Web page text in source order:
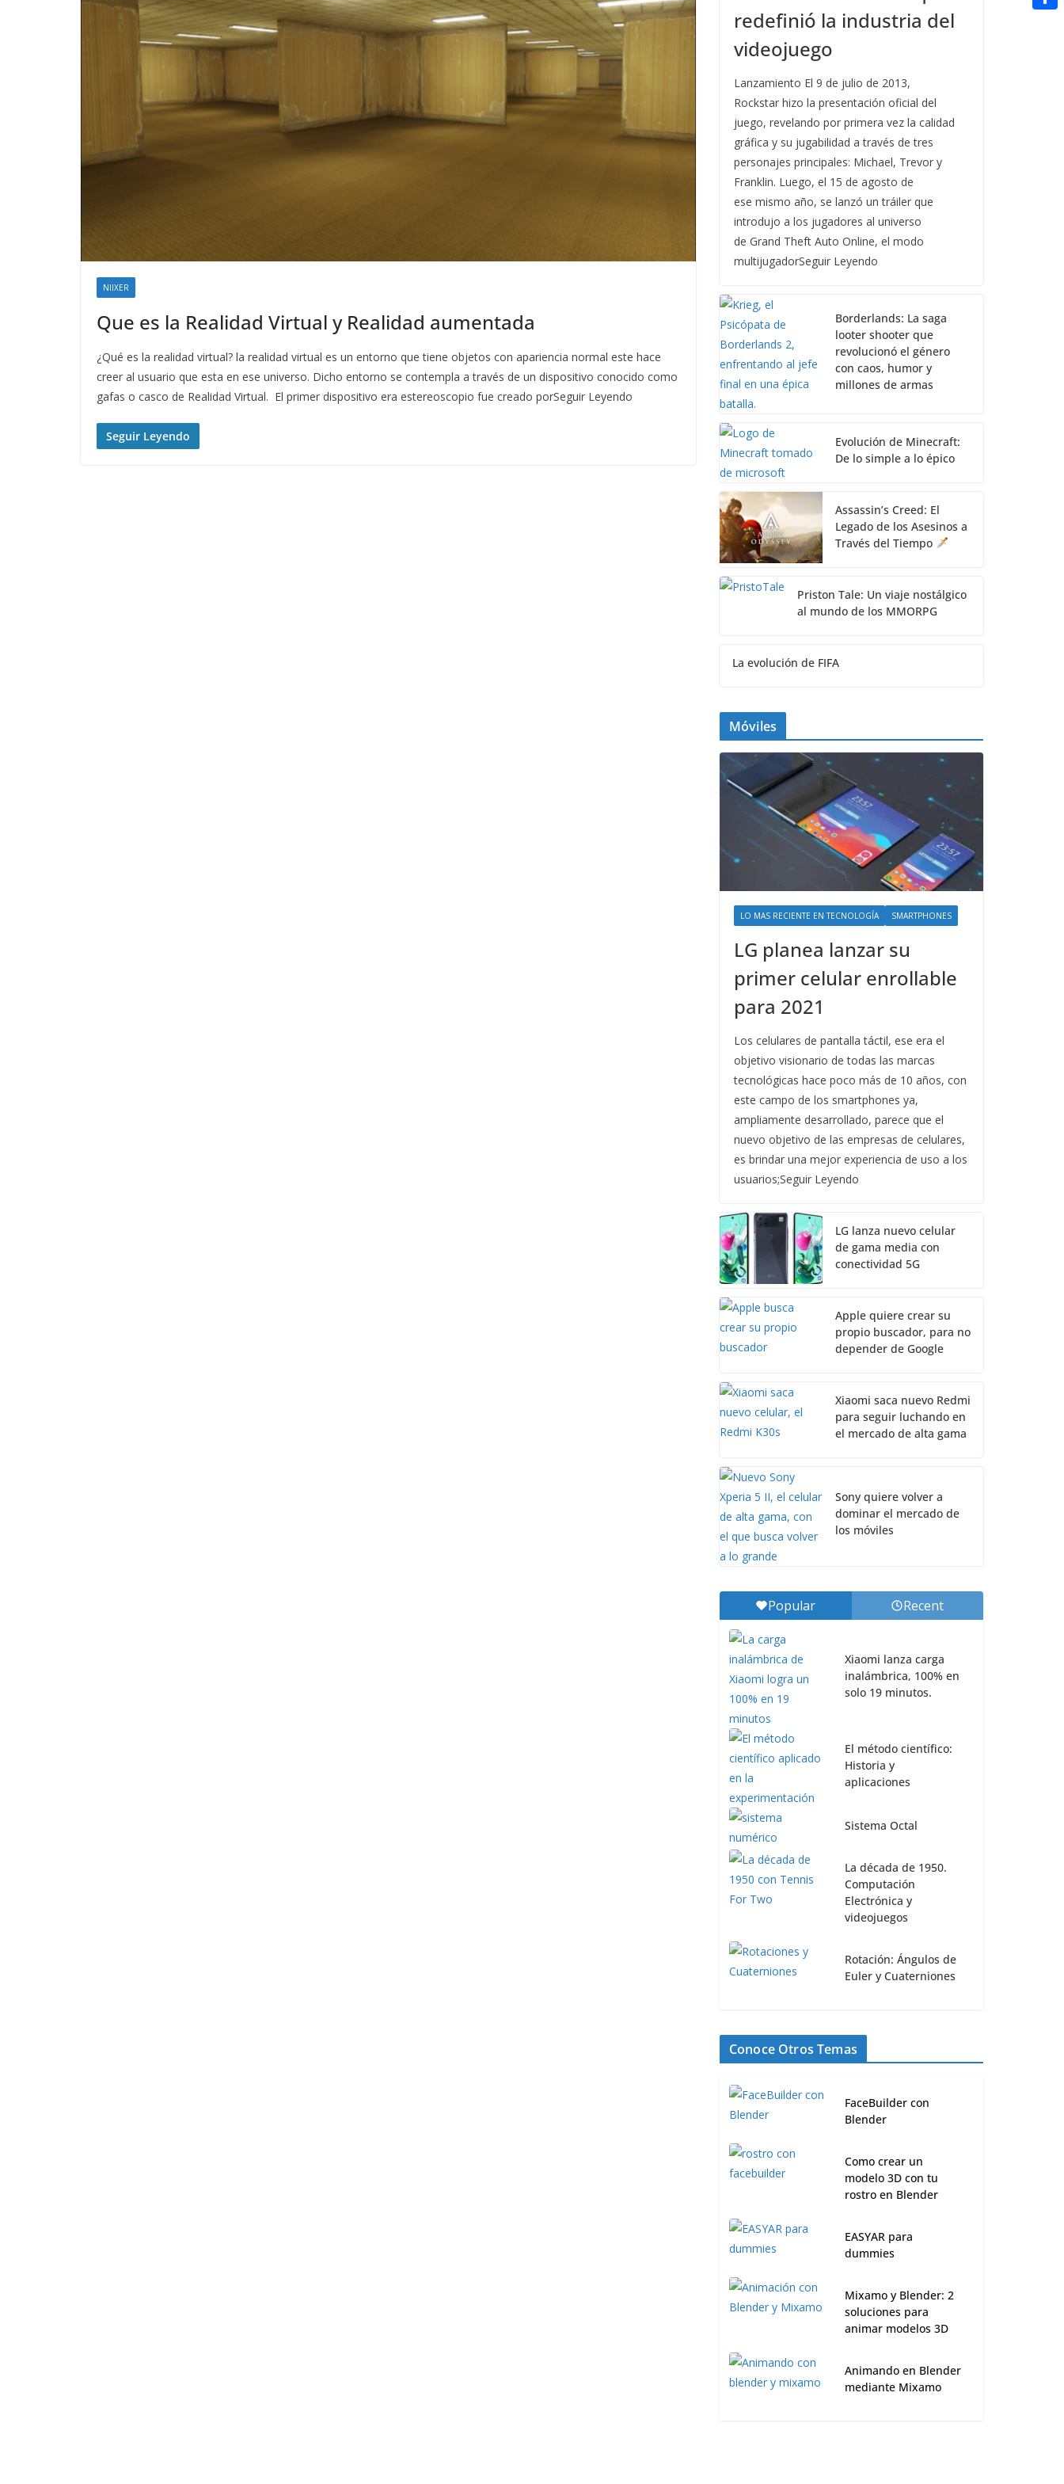
NIIXER
Que es la Realidad Virtual y Realidad aumentada
¿Qué es la realidad virtual? la realidad virtual es un entorno que tiene objetos con apariencia normal este hace
creer al usuario que esta en ese universo. Dicho entorno se contempla a través de un dispositivo conocido como
gafas o casco de Realidad Virtual. El primer dispositivo era estereoscopio fue creado porSeguir Leyendo
Seguir Leyendo
redefinió la industria del
videojuego
Lanzamiento El 9 de julio de 2013,
Rockstar hizo la presentación oficial del
juego, revelando por primera vez la calidad
gráfica y su jugabilidad a través de tres
personajes principales: Michael, Trevor y
Franklin. Luego, el 15 de agosto de
ese mismo año, se lanzó un tráiler que
introdujo a los jugadores al universo
de Grand Theft Auto Online, el modo
multijugadorSeguir Leyendo
Borderlands: La saga
looter shooter que
revolucionó el género
con caos, humor y
millones de armas
Evolución de Minecraft:
De lo simple a lo épico
Assassin’s Creed: El
Legado de los Asesinos a
Través del Tiempo
Priston Tale: Un viaje nostálgico
al mundo de los MMORPG
La evolución de FIFA
Móviles
LO MAS RECIENTE EN TECNOLOGÍA SMARTPHONES
LG planea lanzar su
primer celular enrollable
para 2021
Los celulares de pantalla táctil, ese era el
objetivo visionario de todas las marcas
tecnológicas hace poco más de 10 años, con
este campo de los smartphones ya,
ampliamente desarrollado, parece que el
nuevo objetivo de las empresas de celulares,
es brindar una mejor experiencia de uso a los
usuarios;Seguir Leyendo
LG lanza nuevo celular
de gama media con
conectividad 5G
Apple quiere crear su
propio buscador, para no
depender de Google
Xiaomi saca nuevo Redmi
para seguir luchando en
el mercado de alta gama
Sony quiere volver a
dominar el mercado de
los móviles
Popular Recent
Xiaomi lanza carga
inalámbrica, 100% en
solo 19 minutos.
El método científico:
Historia y
aplicaciones
Sistema Octal
La década de 1950.
Computación
Electrónica y
videojuegos
Rotación: Ángulos de
Euler y Cuaterniones
Conoce Otros Temas
FaceBuilder con
Blender
Como crear un
modelo 3D con tu
rostro en Blender
EASYAR para
dummies
Mixamo y Blender: 2
soluciones para
animar modelos 3D
Animando en Blender
mediante Mixamo
n
a